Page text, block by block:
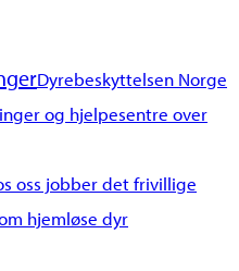
Dyrebeskyttelsen Norge
og hjelpesentre over
oss jobber det frivillige
hjemløse dyr